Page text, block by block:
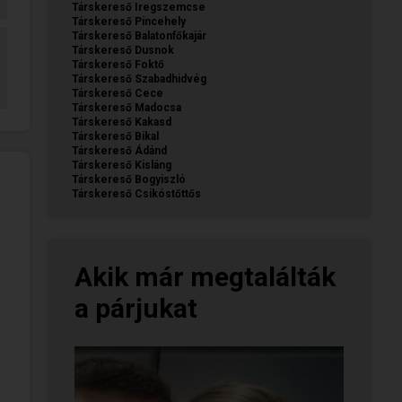
Társkereső Iregszemcse
Társkereső Pincehely
Társkereső Balatonfőkajár
Társkereső Dusnok
Társkereső Foktő
Társkereső Szabadhidvég
Társkereső Cece
Társkereső Madocsa
Társkereső Kakasd
Társkereső Bikal
Társkereső Ádánd
Társkereső Kisláng
Társkereső Bogyiszló
Társkereső Csikóstőttős
Akik már megtalálták
a párjukat